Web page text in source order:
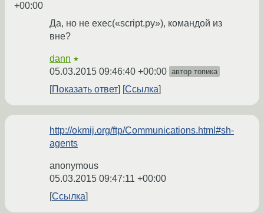
+00:00
Да, но не exec(«script.py»), командой из
вне?
dann ★
05.03.2015 09:46:40 +00:00 автор топика
Показать ответ Ссылка
http://okmij.org/ftp/Communications.html#sh-
agents
anonymous
05.03.2015 09:47:11 +00:00
Ссылка